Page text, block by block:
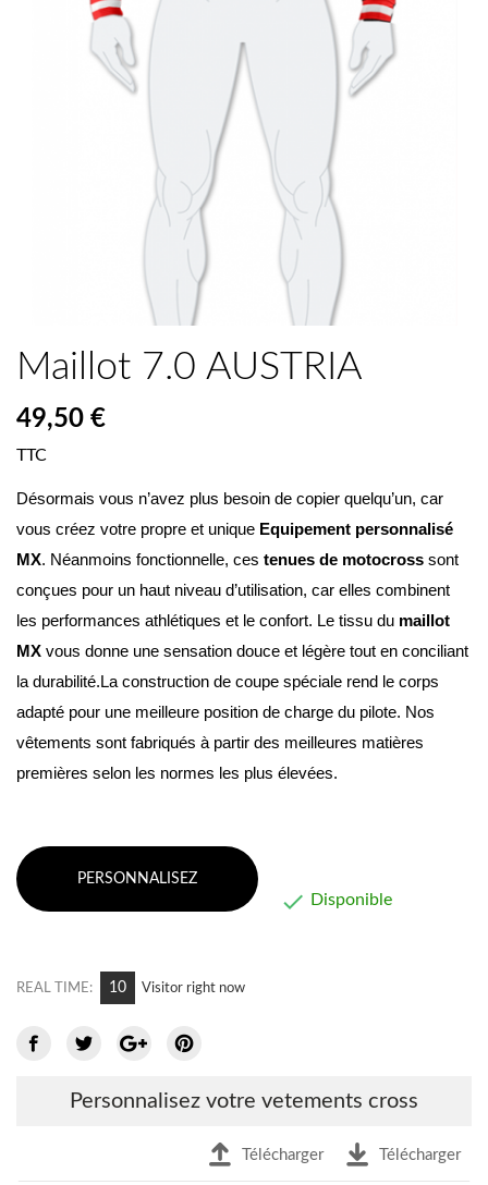
Maillot 7.0 AUSTRIA
49,50 €
TTC
Désormais vous n’avez plus besoin de copier quelqu’un, car
vous créez votre propre et unique Equipement personnalisé
MX. Néanmoins fonctionnelle, ces tenues de motocross sont
conçues pour un haut niveau d’utilisation, car elles combinent
les performances athlétiques et le confort. Le tissu du maillot
MX vous donne une sensation douce et légère tout en conciliant
la durabilité.La construction de coupe spéciale rend le corps
adapté pour une meilleure position de charge du pilote. Nos
vêtements sont fabriqués à partir des meilleures matières
premières selon les normes les plus élevées.
PERSONNALISEZ
 Disponible
REAL TIME: 10 Visitor right now
Personnalisez votre vetements cross
Télécharger Télécharger